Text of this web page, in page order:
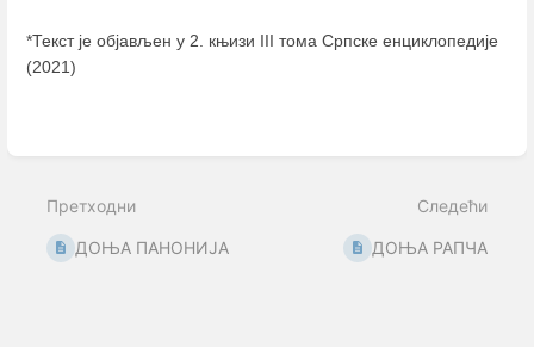
*Текст је објављен у 2. књизи III тома Српске енциклопедије
(2021)
select
Претходни
ДОЊА ПАНОНИЈА
Следећи
ДОЊА РАПЧА